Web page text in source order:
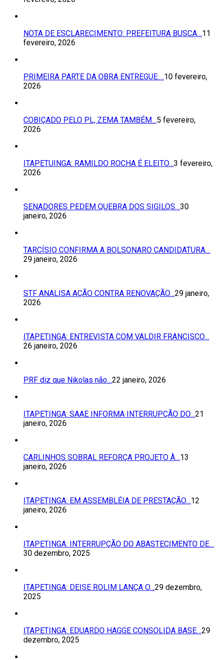
NOTA DE ESCLARECIMENTO: PREFEITURA BUSCA…11
fevereiro, 2026
PRIMEIRA PARTE DA OBRA ENTREGUE:…10 fevereiro,
2026
COBIÇADO PELO PL, ZEMA TAMBÉM…5 fevereiro,
2026
ITAPETUINGA: RAMILDO ROCHA É ELEITO…3 fevereiro,
2026
SENADORES PEDEM QUEBRA DOS SIGILOS…30
janeiro, 2026
TARCÍSIO CONFIRMA A BOLSONARO CANDIDATURA…
29 janeiro, 2026
STF ANALISA AÇÃO CONTRA RENOVAÇÃO…29 janeiro,
2026
ITAPETINGA: ENTREVISTA COM VALDIR FRANCISCO…
26 janeiro, 2026
PRF diz que Nikolas não…22 janeiro, 2026
ITAPETINGA: SAAE INFORMA INTERRUPÇÃO DO…21
janeiro, 2026
CARLINHOS SOBRAL REFORÇA PROJETO À…13
janeiro, 2026
ITAPETINGA: EM ASSEMBLÉIA DE PRESTAÇÃO…12
janeiro, 2026
ITAPETINGA: INTERRUPÇÃO DO ABASTECIMENTO DE…
30 dezembro, 2025
ITAPETINGA: DEISE ROLIM LANÇA O…29 dezembro,
2025
ITAPETINGA: EDUARDO HAGGE CONSOLIDA BASE…29
dezembro, 2025